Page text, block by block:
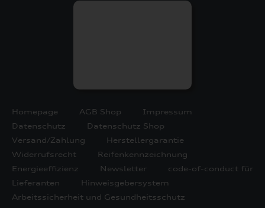
Homepage AGB Shop
Impressum
Datenschutz
Datenschutz Shop
Versand/Zahlung
Herstellergarantie
Widerrufsrecht
Reifenkennzeichnung
Energieeffizienz
Newsletter
code-of-conduct für
Lieferanten
Hinweisgebersystem
Arbeitssicherheit und Gesundheitsschutz